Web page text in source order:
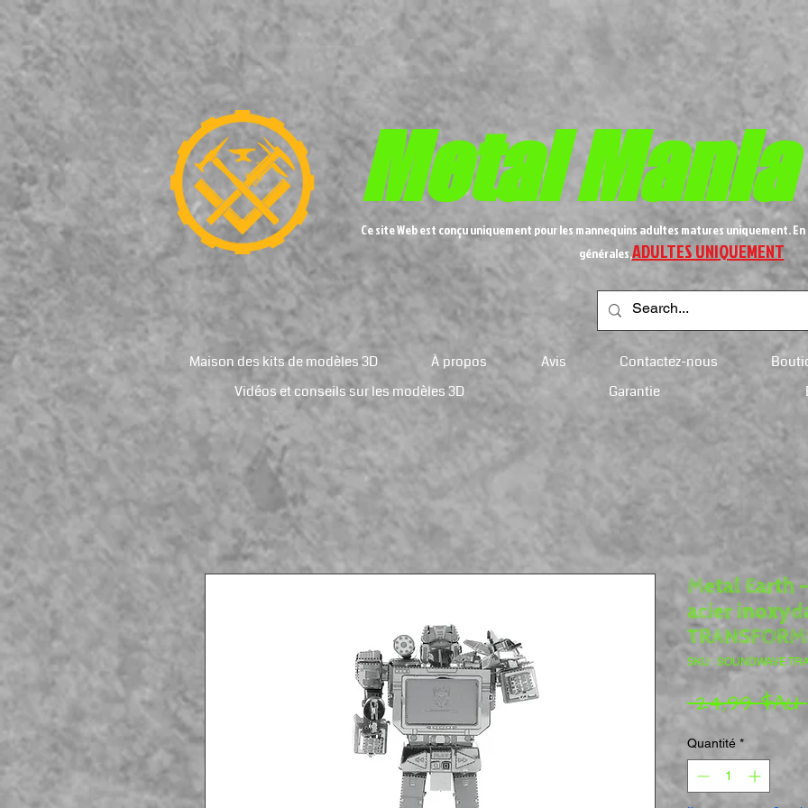
MetalMania
Ce site Web est conçu uniquement pour les mannequins adultes matures uniquement.
générales,ADULTES UNIQUEMENT
Maison des kits de modèles 3D À propos Avis Contactez-nous
Vidéos et conseils sur les modèles 3D
Garantie
Metal Earth
acier
SKU : SOUNDWAVE
24,99 $AU
Quantité *